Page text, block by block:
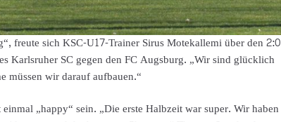
freute sich KSC-U17-Trainer Sirus Motekallemi über den 2:0
SC gegen den FC Augsburg. „Wir sind glücklich
müssen wir darauf aufbauen.“
„happy“ sein. „Die erste Halbzeit war super. Wir haben